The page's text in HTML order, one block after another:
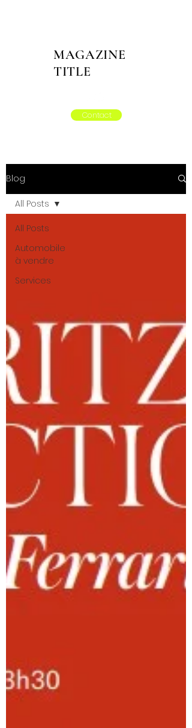
MAGAZINE
TITLE
Contact
Blog
All Posts
Automobile
à vendre
Services
All Posts